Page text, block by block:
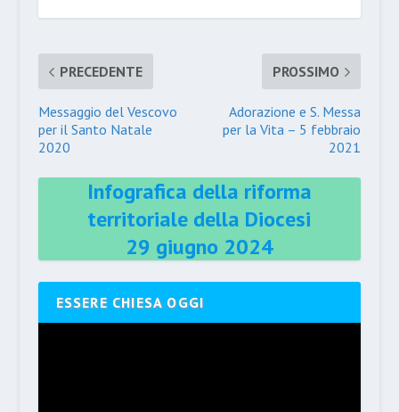
PRECEDENTE
Messaggio del Vescovo
per il Santo Natale
2020
PROSSIMO
Adorazione e S. Messa
per la Vita – 5 febbraio
2021
Infografica della riforma
territoriale della Diocesi
29 giugno 2024
ESSERE CHIESA OGGI